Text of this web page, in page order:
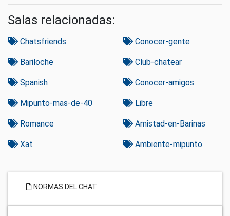
Salas relacionadas:
Chatsfriends Conocer-gente
Bariloche Club-chatear
Spanish Conocer-amigos
Mipunto-mas-de-40 Libre
Romance Amistad-en-Barinas
Xat Ambiente-mipunto
NORMAS DEL CHAT